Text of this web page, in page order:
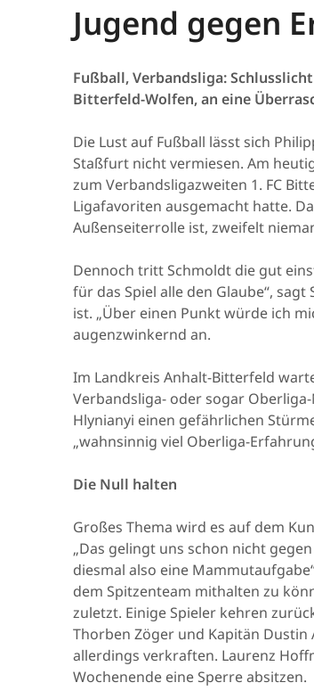
Jugend gegen
Fußball, Verbandsliga:
Bitterfeld-Wolfen, an eine
Die Lust auf Fußball lässt sich
Staßfurt nicht vermiesen. Am
zum Verbandsligazweiten 1. FC
Ligafavoriten ausgemacht hatte.
Außenseiterrolle ist, zweifelt
Dennoch tritt Schmoldt die gut
für das Spiel alle den Glaube“,
ist. „Über einen Punkt würde ich
augenzwinkernd an.
Im Landkreis Anhalt-Bitterfeld
Verbandsliga- oder sogar
Hlynianyi einen gefährlichen
„wahnsinnig viel Oberliga-
Die Null halten
Großes Thema wird es auf dem
„Das gelingt uns schon nicht
diesmal also eine
dem Spitzenteam mithalten zu
zuletzt. Einige Spieler kehren
Thorben Zöger und Kapitän Dustin
allerdings verkraften. Laurenz
Wochenende eine Sperre absitzen.